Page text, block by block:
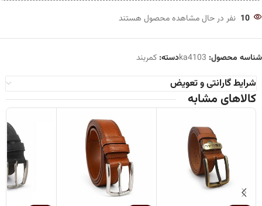
10 نفر در حال مشاهده محصول هستند
شناسه محصول: ka4103دسته: کمربند
شرایط گارانتی و تعویض
کالاهای مشابه